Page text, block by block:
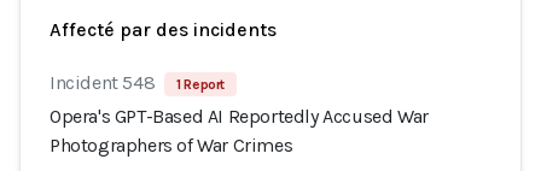
Affecté par des incidents
Incident 548 1 Report
Opera's GPT-Based AI Reportedly Accused War
Photographers of War Crimes